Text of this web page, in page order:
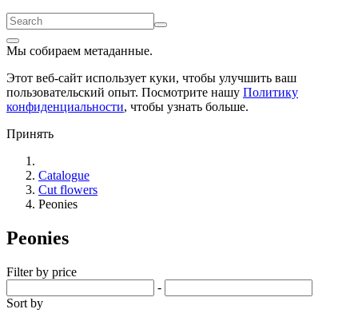
Мы собираем метаданные.
Этот веб-сайт использует куки, чтобы улучшить ваш
пользовательский опыт. Посмотрите нашу Политику
конфиденциальности, чтобы узнать больше.
Принять
Catalogue
Cut flowers
Peonies
Peonies
Filter by price
-
Sort by